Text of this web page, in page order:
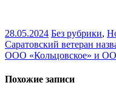
28.05.2024 Без рубрики,
Навигация
по
записям
Саратовский ветеран
ООО «Кольцовское» и
Похожие записи